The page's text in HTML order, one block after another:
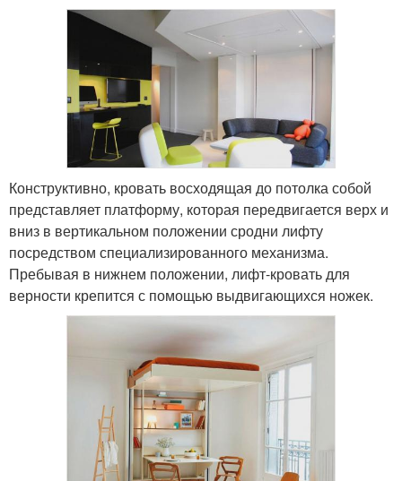
Конструктивно, кровать восходящая до потолка собой
представляет платформу, которая передвигается верх и
вниз в вертикальном положении сродни лифту
посредством специализированного механизма.
Пребывая в нижнем положении, лифт-кровать для
верности крепится с помощью выдвигающихся ножек.